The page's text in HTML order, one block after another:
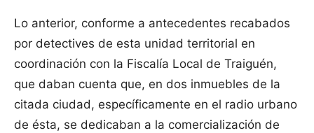
Lo anterior, conforme a antecedentes recabados
por detectives de esta unidad territorial en
coordinación con la Fiscalía Local de Traiguén,
que daban cuenta que, en dos inmuebles de la
citada ciudad, específicamente en el radio urbano
de ésta, se dedicaban a la comercialización de